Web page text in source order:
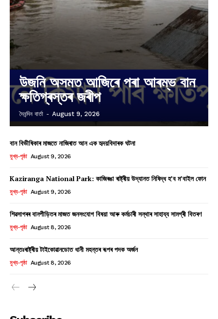
উজনি অসমত আজিৰে পৰা আৰম্ভ বান
ক্ষতিগ্ৰস্তৰ জৰীপ
দৈনন্দিন বাৰ্তা - August 9, 2026
বান বিভীষিকাৰ মাজতে নাজিৰাত আন এক হৃদয়বিদাৰক ঘটনা
মুখ্য-পৃষ্ঠা August 9, 2026
Kaziranga National Park: কাজিৰঙা ৰাষ্ট্ৰীয় উদ্যানত নিষিদ্ধ হ’ব ম’বাইল ফোন
মুখ্য-পৃষ্ঠা August 9, 2026
শিৱসাগৰৰ বানপীড়িতৰ মাজত জনসংযোগ বিষয়া আৰু কৰ্মচাৰী সন্থাৰ সাহায্য সামগ্ৰী বিতৰণ
মুখ্য-পৃষ্ঠা August 8, 2026
আন্তঃৰাষ্ট্ৰীয় টাইকোৱানডোত ধানী মহন্তৰ ৰূপৰ পদক অৰ্জন
মুখ্য-পৃষ্ঠা August 8, 2026